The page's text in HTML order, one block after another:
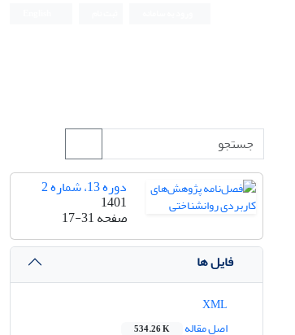
دوره 13، شماره 2
1401
صفحه17-31
فایل ها
اصل مقاله
534.26 K